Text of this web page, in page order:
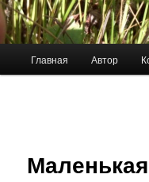
Главная Автор